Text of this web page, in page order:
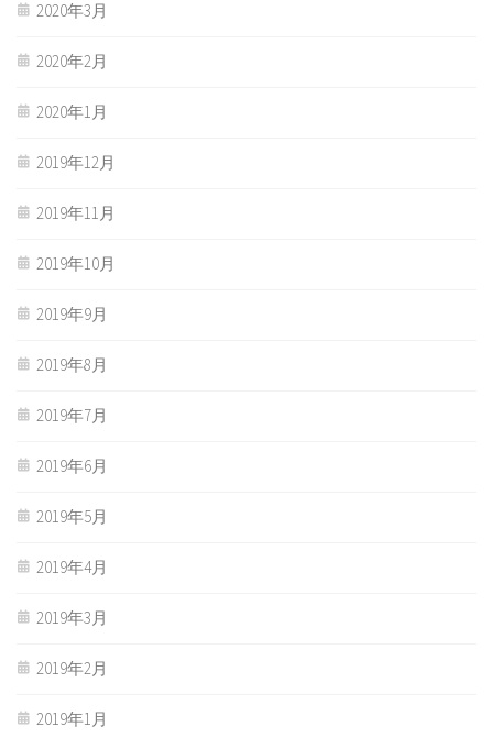
2020年3月
2020年2月
2020年1月
2019年12月
2019年11月
2019年10月
2019年9月
2019年8月
2019年7月
2019年6月
2019年5月
2019年4月
2019年3月
2019年2月
2019年1月